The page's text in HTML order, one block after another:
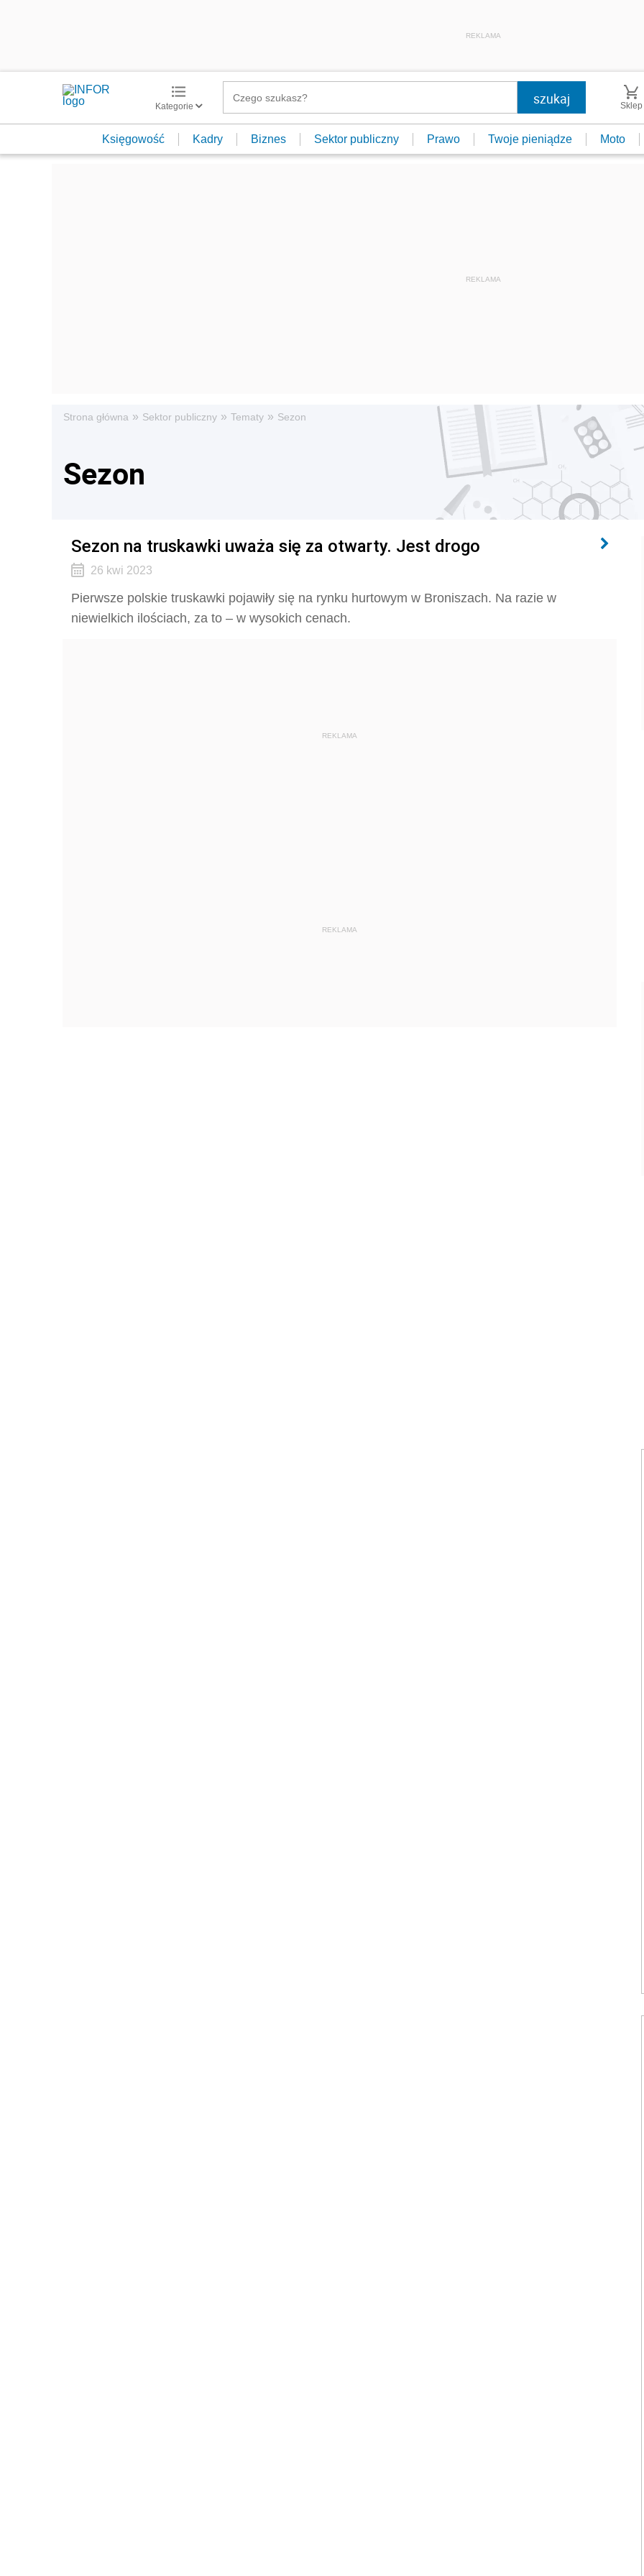
REKLAMA
Kategorie Sklep
Księgowość Kadry Biznes Sektor publiczny Prawo Twoje pieniądze Moto
Strona główna » Sektor publiczny » Tematy » Sezon
Sezon
Sezon na truskawki uważa się za otwarty. Jest drogo
26 kwi 2023
Pierwsze polskie truskawki pojawiły się na rynku hurtowym w Broniszach. Na razie w
niewielkich ilościach, za to – w wysokich cenach.
REKLAMA
REKLAMA